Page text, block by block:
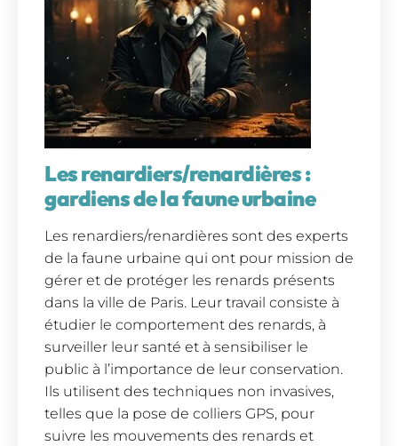
Les renardiers/renardières :
gardiens de la faune urbaine
Les renardiers/renardières sont des experts
de la faune urbaine qui ont pour mission de
gérer et de protéger les renards présents
dans la ville de Paris. Leur travail consiste à
étudier le comportement des renards, à
surveiller leur santé et à sensibiliser le
public à l’importance de leur conservation.
Ils utilisent des techniques non invasives,
telles que la pose de colliers GPS, pour
suivre les mouvements des renards et